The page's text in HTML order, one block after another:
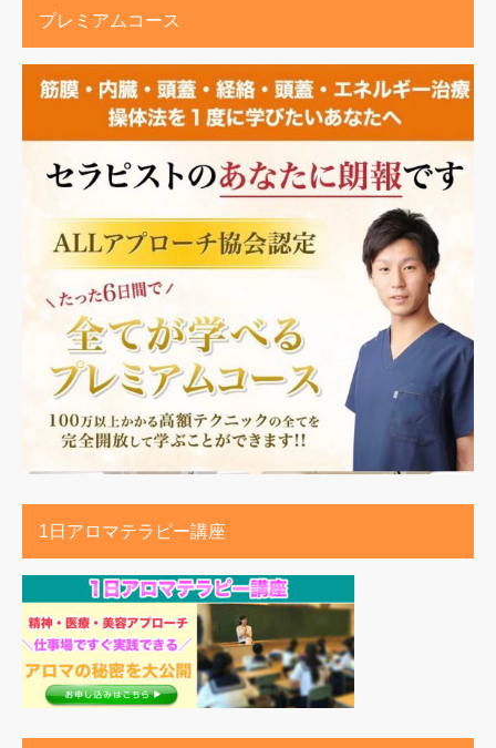
プレミアムコース
1日アロマテラピー講座